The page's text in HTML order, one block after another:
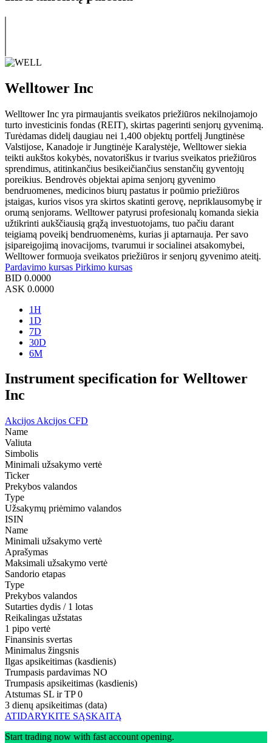
Welltower Inc
Welltower Inc yra pirmaujantis sveikatos priežiūros nekilnojamojo
turto investicinis fondas (REIT), skirtas pagerinti senjorų gyvenimą.
Turėdamas didelį daugiau nei 1,400 objektų portfelį Jungtinėse
Valstijose, Kanadoje ir Jungtinėje Karalystėje, Welltower siekia
teikti aukštos kokybės, novatoriškus ir tvarius sveikatos priežiūros
sprendimus, atitinkančius besikeičiančius senstančių gyventojų
poreikius. Bendrovės objektai apima senjorų gyvenimo
bendruomenes, medicinos biurų pastatus ir poūmio priežiūros
įstaigas, kurios visos yra skirtos skatinti gerovę, nepriklausomybę ir
orumą senjorams. Welltower patyrusi profesionalų komanda siekia
užtikrinti aukščiausią grąžą investuotojams, tuo pačiu darant
teigiamą poveikį bendruomenėms, kurias ji aptarnauja. Per savo
įsipareigojimą inovacijoms, tvarumui ir socialinei atsakomybei,
Welltower formuoja sveikatos priežiūros ir senjorų gyvenimo ateitį.
Pardavimo kursas Pirkimo kursas
BID 0.0000
ASK 0.0000
1H
1D
7D
30D
6M
Instrument specification for Welltower
Inc
Akcijos Akcijos CFD
Name
Valiuta
Simbolis
Minimali užsakymo vertė
Ticker
Prekybos valandos
Type
Užsakymų priėmimo valandos
ISIN
Name
Minimali užsakymo vertė
Aprašymas
Maksimali užsakymo vertė
Sandorio etapas
Type
Prekybos valandos
Sutarties dydis / 1 lotas
Reikalingas užstatas
1 pipo vertė
Finansinis svertas
Minimalus žingsnis
Ilgas apsikeitimas (kasdienis)
Trumpasis pardavimas NO
Trumpasis apsikeitimas (kasdienis)
Atstumas SL ir TP 0
3 dienų apsikeitimas (data)
ATIDARYKITE SĄSKAITĄ
Start trading now with fast account opening.